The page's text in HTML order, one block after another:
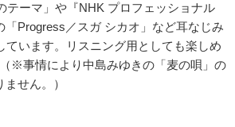
テーマ」や『NHK プロフェッショナル
「Progress／スガ シカオ」など耳なじみ
ています。リスニング用としても楽しめ
※事情により中島みゆきの「麦の唄」の
せん。）